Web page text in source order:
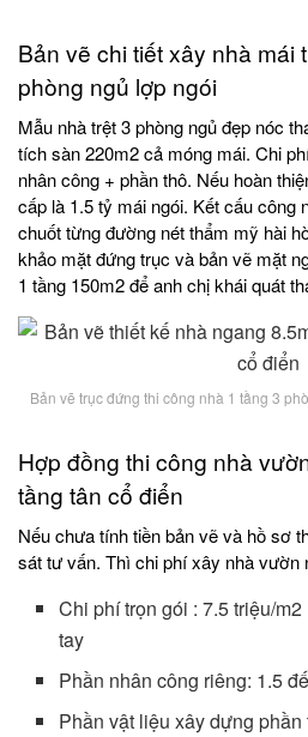
Bản vẽ chi tiết xây nhà mái
phòng ngủ lợp ngói
Mẫu nhà trệt 3 phòng ngủ đẹp nóc
tích sàn 220m2 cả móng mái. Chi
nhân công + phần thô. Nếu hoàn
cấp là 1.5 tỷ mái ngói. Kết cấu công
chuốt từng đường nét thẩm mỹ hài
khảo mặt đứng trục và bản vẽ mặt
1 tầng 150m2 để anh chị khái quát
Bản vẽ trục đứng thi công nhà 1 tầng 3
Hợp đồng thi công nhà
tầng tân cổ điển
Nếu chưa tính tiền bản vẽ và hồ sơ
sát tư vấn. Thì chi phí xây nhà vườn
Chi phí trọn gói : 7.5 triệu/
tay
Phần nhân công riêng: 1.5
Phần vật liệu xây dựng